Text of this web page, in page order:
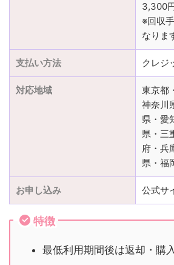
3,300
※回収
なりま
支払い方法 クレジ
対応地域
東京都
神奈川
県・愛
県・三
府・兵
県・福
お申し込み 公式サ
特徴
最低利用期間後は返却・購